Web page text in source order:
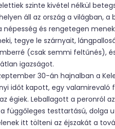
szinte kivétel nélkül
áll az ország a világban, a
és rengetegen
tegye le szárnyait,
(csak semmi feltűnés),
igazságot.
30-án hajnalban a
időt kapott, egy valamirevaló
égiek. Leballagott a peronról
függőleges testtartású, dolga
itt tölteni az éjszakát a